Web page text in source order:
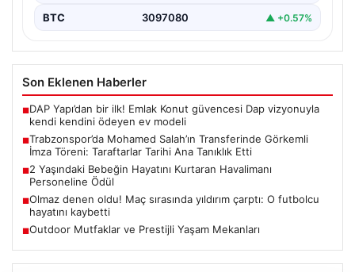
BTC 3097080 ▲ +0.57%
Son Eklenen Haberler
■DAP Yapı’dan bir ilk! Emlak Konut güvencesi Dap vizyonuyla
kendi kendini ödeyen ev modeli
■Trabzonspor’da Mohamed Salah’ın Transferinde Görkemli
İmza Töreni: Taraftarlar Tarihi Ana Tanıklık Etti
■2 Yaşındaki Bebeğin Hayatını Kurtaran Havalimanı
Personeline Ödül
■Olmaz denen oldu! Maç sırasında yıldırım çarptı: O futbolcu
hayatını kaybetti
■Outdoor Mutfaklar ve Prestijli Yaşam Mekanları